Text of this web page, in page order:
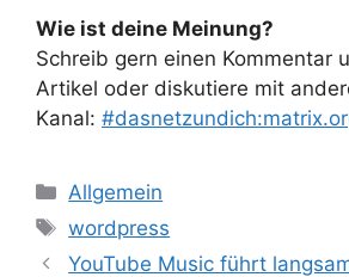
Wie ist deine Meinung?
Schreib gern einen Kommentar
Artikel oder diskutiere mit
Kanal:
Kategorien
Allgemein
Schlagwörter
wordpress
YouTube Music führt